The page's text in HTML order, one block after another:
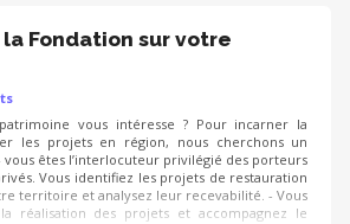
Fondation sur votre
vous intéresse ? Pour incarner la
les projets en région, nous cherchons un
vous êtes l’interlocuteur privilégié des porteurs
Vous identifiez les projets de restauration
territoire et analysez leur recevabilité. - Vous
réalisation des projets et accompagnez le